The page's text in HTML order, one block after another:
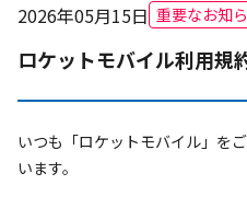
ロケットモバイル利用規
2026年05月15日 重要なお知
いつも「ロケットモバイル」を
います。